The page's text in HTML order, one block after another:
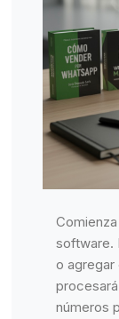
software.
o agregar
números